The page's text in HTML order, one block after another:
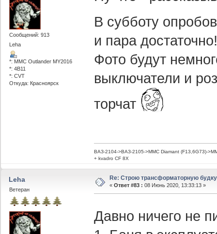
Сообщений: 913
Leha
*: MMC Outlander MY2016
*: 4B11
*: CVT
Откуда: Красноярск
В субботу
и пара достаточно!
Фото будут
выключатели и
торчат
ВАЗ-2104->ВАЗ-2105->MMC Diamant (F13,6G73)-
+ kvadro CF 8X
Leha
Ветеран
Re: Строю трансформаторную
« Ответ #83 : 08 Июнь 2020, 13:33:13 »
Давно ничего не